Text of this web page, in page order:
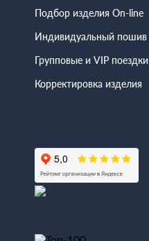
Подбор изделия On-line
Индивидуальный пошив
Групповые и VIP поездки
Корректировка изделия